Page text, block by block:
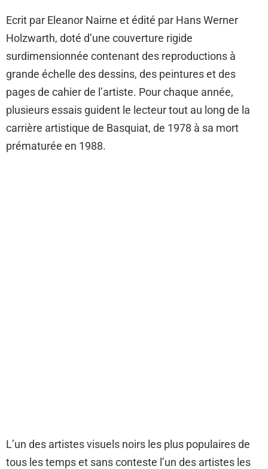
Ecrit par Eleanor Nairne et édité par Hans Werner
Holzwarth, doté d’une couverture rigide
surdimensionnée contenant des reproductions à
grande échelle des dessins, des peintures et des
pages de cahier de l’artiste. Pour chaque année,
plusieurs essais guident le lecteur tout au long de la
carrière artistique de Basquiat, de 1978 à sa mort
prématurée en 1988.
L’un des artistes visuels noirs les plus populaires de
tous les temps et sans conteste l’un des artistes les